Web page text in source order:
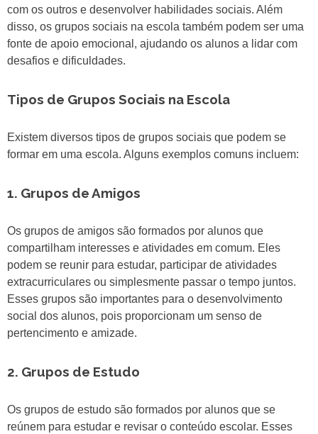
com os outros e desenvolver habilidades sociais. Além
disso, os grupos sociais na escola também podem ser uma
fonte de apoio emocional, ajudando os alunos a lidar com
desafios e dificuldades.
Tipos de Grupos Sociais na Escola
Existem diversos tipos de grupos sociais que podem se
formar em uma escola. Alguns exemplos comuns incluem:
1. Grupos de Amigos
Os grupos de amigos são formados por alunos que
compartilham interesses e atividades em comum. Eles
podem se reunir para estudar, participar de atividades
extracurriculares ou simplesmente passar o tempo juntos.
Esses grupos são importantes para o desenvolvimento
social dos alunos, pois proporcionam um senso de
pertencimento e amizade.
2. Grupos de Estudo
Os grupos de estudo são formados por alunos que se
reúnem para estudar e revisar o conteúdo escolar. Esses